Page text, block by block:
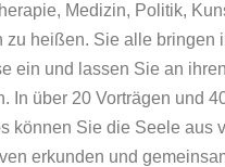
Medizin, Politik,
zu heißen. Sie alle bringen
ein und lassen Sie an
In über 20 Vorträgen und
können Sie die Seele aus
erkunden und